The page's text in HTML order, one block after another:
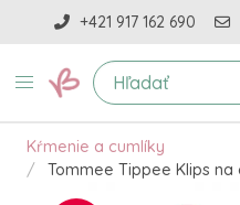
+421 917 162 690
Kŕmenie a cumlíky
Tommee Tippee Klips na